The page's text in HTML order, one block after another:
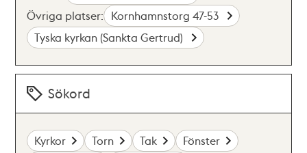
Övriga platser: Kornhamnstorg 47-53
Tyska kyrkan (Sankta Gertrud)
Sökord
Kyrkor Torn Tak
Fönster